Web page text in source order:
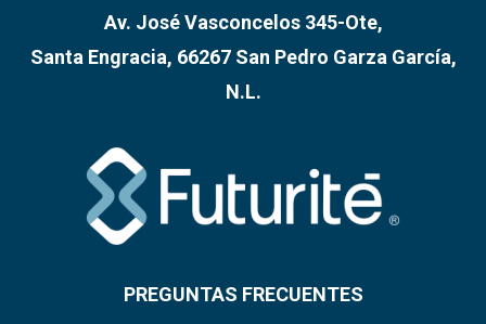
Av. José Vasconcelos 345-Ote,
Santa Engracia, 66267 San Pedro Garza García,
N.L.
PREGUNTAS FRECUENTES